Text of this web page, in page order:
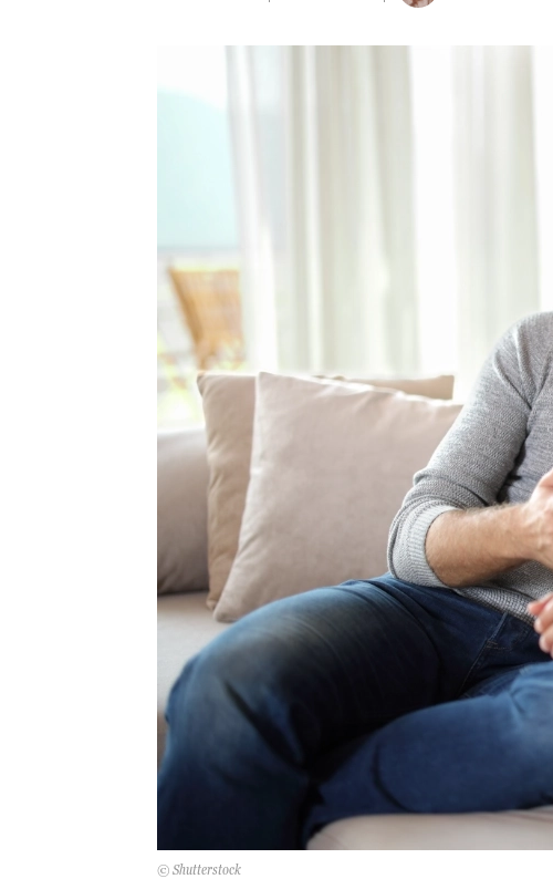
© Shutterstock